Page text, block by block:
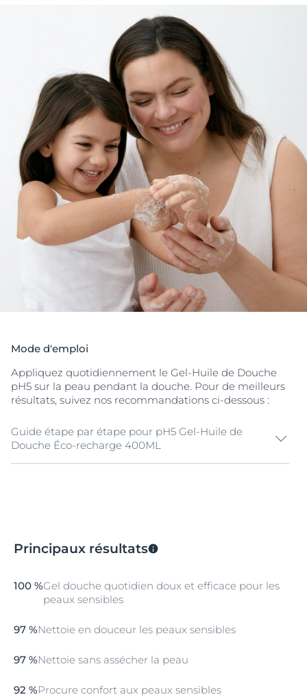
La formule de soins, avec le pH Balance System
maintenir un niveau de pH cutané optimal, préservant
barrière naturelle de la peau.
Résultats: La peau est nettoyée en douceur et son
niveau de pH est stabilisé. La peau retrouve son
confortet une sensation depeau hydratée et lisse
Sans savon
Mousse légèrement à l'application
Convient à un usage quotidien, même en cas de
lavages fréquents
Convient aux peaux sujettes aux allergies - Allergie
de type 1
Convient aux bébés et aux enfants
Des études cliniques et dermatologiques le prouvent :
Très bonne efficacité et tolérance cutanée sur les
peaux sensibles, sèches ou même sujettes à des
désordres cutanés.
Mode d'emploi
Appliquez quotidiennement le Gel-Huile de Douche
pH5 sur la peau pendant la douche. Pour de meilleurs
résultats, suivez nos recommandations ci-dessous :
Guide étape par étape pour pH5 Gel-Huile de
Douche Éco-recharge 400ML
Hydrater
Principaux résultats
100 %Gel douche quotidien doux et efficace pour les
peaux sensibles
97 %Nettoie en douceur les peaux sensibles
97 %Nettoie sans assécher la peau
92 %Procure confort aux peaux sensibles